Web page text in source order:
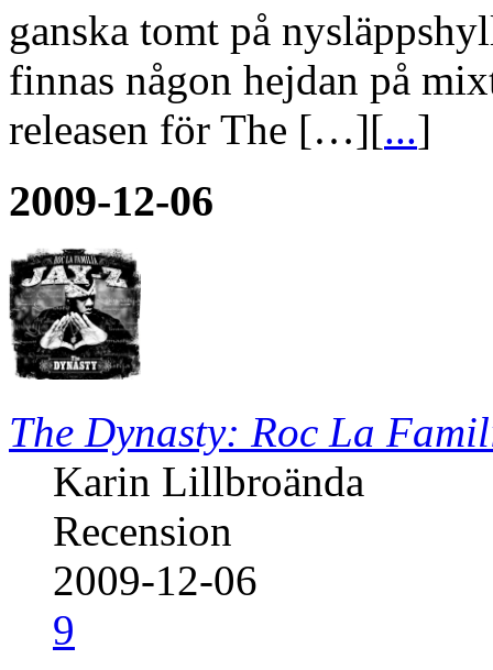
ganska tomt på
finnas någon hejdan på
releasen för The […][...]
2009-12-06
The Dynasty: Roc La
Karin Lillbroända
Recension
2009-12-06
9